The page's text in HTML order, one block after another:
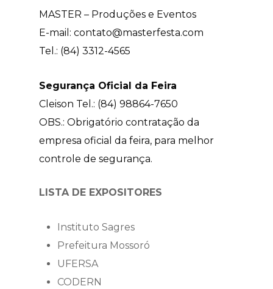
MASTER – Produções e Eventos
E-mail: contato@masterfesta.com
Tel.: (84) 3312-4565
Segurança Oficial da Feira
Cleison Tel.: (84) 98864-7650
OBS.: Obrigatório contratação da
empresa oficial da feira, para melhor
controle de segurança.
LISTA DE EXPOSITORES
Instituto Sagres
Prefeitura Mossoró
UFERSA
CODERN